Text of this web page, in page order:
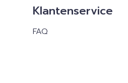
Klantenservice
FAQ